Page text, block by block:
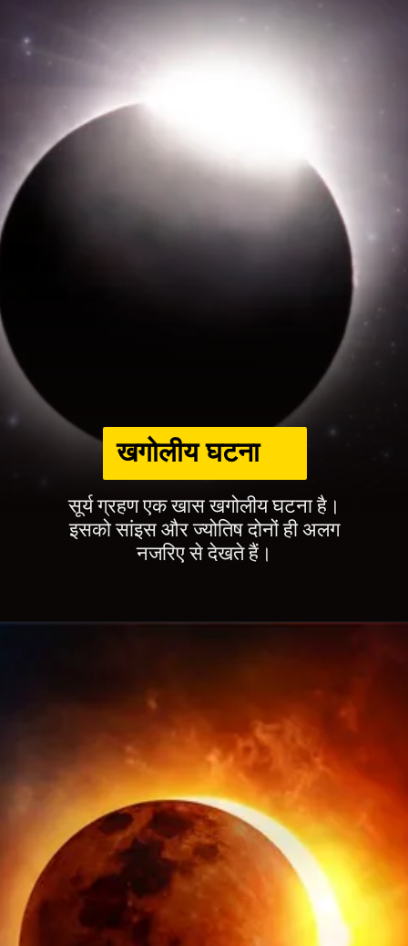
खगोलीय घटना
सूर्य ग्रहण एक खास खगोलीय घटना है।
इसको सांइस और ज्योतिष दोनों ही अलग
नजरिए से देखते हैं।